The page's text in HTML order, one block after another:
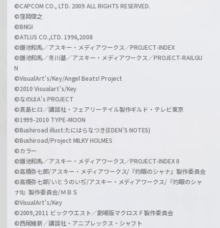
©CAPCOM CO., LTD. 2009 ALL RIGHTS RESERVED.
©窪岡俊之
©BNGI
©ATLUS CO.,LTD. 1996,2008
©鎌池和馬／アスキー・メディアワークス／PROJECT-INDEX
©鎌池和馬／冬川基／アスキー・メディアワークス／PROJECT-RAILGU
N
©VisualArt's/Key/Angel Beats! Project
©2010 Visualart's/Key
©なのはA's PROJECT
©真島ヒロ／講談社・フェアリーテイル製作ギルド・テレビ東京
©1999-2010 TYPE-MOON
©Bushiroad illust:たにはらなつき(EDEN'S NOTES)
©Bushiroad/Project MILKY HOLMES
©カラー
©鎌池和馬／アスキー・メディアワークス／PROJECT-INDEX II
©高橋弥七郎/アスキー・メディアワークス/『灼眼のシャナ』製作委員会
©高橋弥七郎/いとうのいぢ/アスキー・メディアワークス/『灼眼のシャ
ナII』製作委員会/ＭＢＳ
©VisualArt's/Key
©2009,2011 ビックウエスト／劇場版マクロスＦ製作委員会
©西尾維新／講談社・アニプレックス・シャフト